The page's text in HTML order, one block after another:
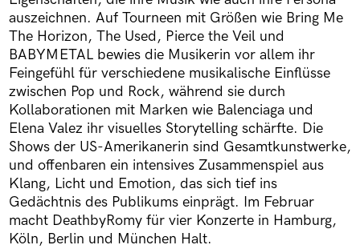
auszeichnen. Auf Tourneen mit Größen wie Bring Me
The Horizon, The Used, Pierce the Veil und
BABYMETAL bewies die Musikerin vor allem ihr
Feingefühl für verschiedene musikalische Einflüsse
zwischen Pop und Rock, während sie durch
Kollaborationen mit Marken wie Balenciaga und
Elena Valez ihr visuelles Storytelling schärfte. Die
Shows der US-Amerikanerin sind Gesamtkunstwerke,
und offenbaren ein intensives Zusammenspiel aus
Klang, Licht und Emotion, das sich tief ins
Gedächtnis des Publikums einprägt. Im Februar
macht DeathbyRomy für vier Konzerte in Hamburg,
Köln, Berlin und München Halt.